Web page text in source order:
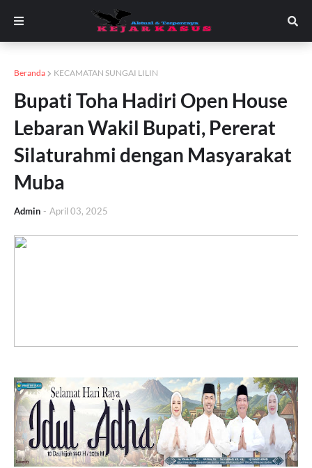
Beranda KECAMATAN SUNGAI LILIN
Bupati Toha Hadiri Open House
Lebaran Wakil Bupati, Pererat
Silaturahmi dengan Masyarakat
Muba
Admin - April 03, 2025